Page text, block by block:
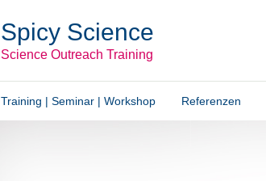
Spicy Science
Science Outreach Training
Training | Seminar | Workshop Referenzen